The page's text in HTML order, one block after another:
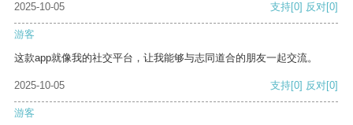
2025-10-05 支持[0] 反对[0]
游客
这款app就像我的社交平台，让我能够与志同道合的朋友一起交流。
2025-10-05 支持[0] 反对[0]
游客